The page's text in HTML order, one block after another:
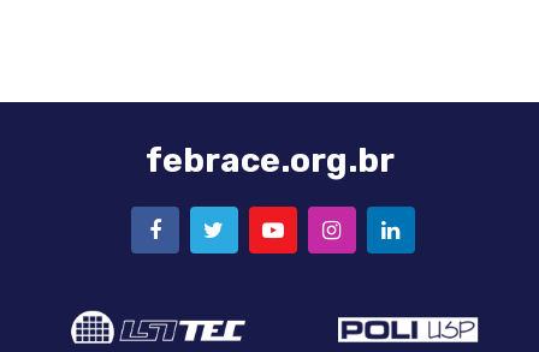
febrace.org.br
FACEBOOK
TWITTERYOUTUBEINSTAGRAM
LINKEDIN
LSI-
Logo
Poli-